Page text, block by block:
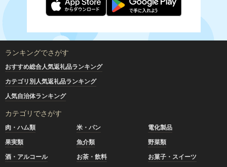
ランキングでさがす
おすすめ総合人気返礼品ランキング
カテゴリ別人気返礼品ランキング
人気自治体ランキング
カテゴリでさがす
肉・ハム類 米・パン
電化製品
果実類
魚介類
野菜類
酒・アルコール
お茶・飲料
お菓子・スイーツ